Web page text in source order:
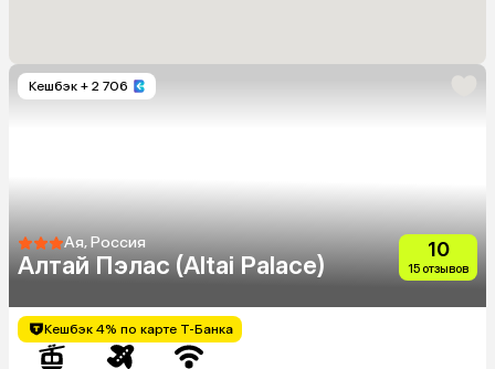
Кешбэк + 2 706
Ая, Россия
Алтай Пэлас (Altai Palace)
10
15 отзывов
Кешбэк 4% по карте Т-Банка